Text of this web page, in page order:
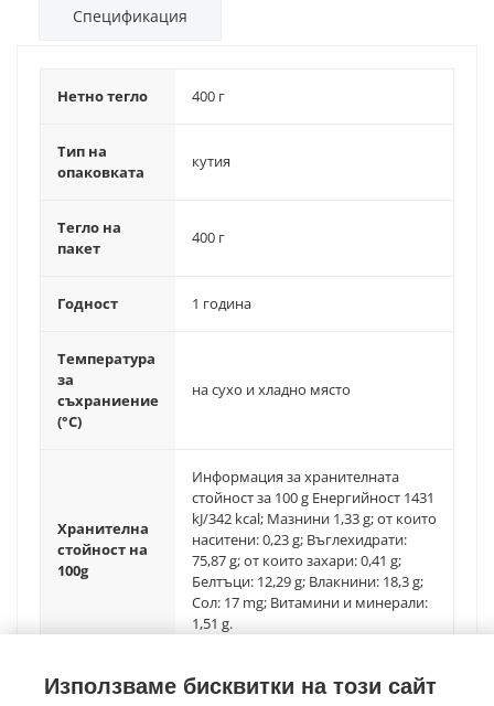
Спецификация
Нетно тегло 400 г
Тип на
опаковката
кутия
Тегло на
пакет
400 г
Годност 1 година
Температура
за
съхраниение
(°C)
на сухо и хладно място
Хранителна
стойност на
100g
Информация за хранителната
стойност за 100 g Енергийност 1431
kJ/342 kcal; Мазнини 1,33 g; от които
наситени: 0,23 g; Въглехидрати:
75,87 g; от които захари: 0,41 g;
Белтъци: 12,29 g; Влакнини: 18,3 g;
Сол: 17 mg; Витамини и минерали:
1,51 g.
Използваме бисквитки на този сайт